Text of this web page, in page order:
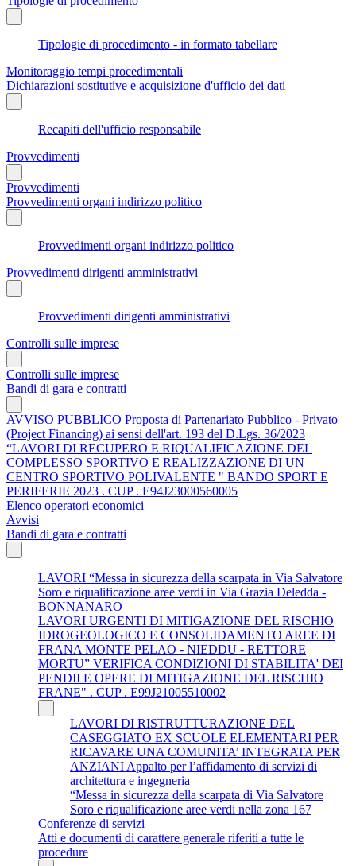
Tipologie di procedimento - in formato tabellare
Monitoraggio tempi procedimentali
Dichiarazioni sostitutive e acquisizione d'ufficio dei dati
Recapiti dell'ufficio responsabile
Provvedimenti
Provvedimenti
Provvedimenti organi indirizzo politico
Provvedimenti organi indirizzo politico
Provvedimenti dirigenti amministrativi
Provvedimenti dirigenti amministrativi
Controlli sulle imprese
Controlli sulle imprese
Bandi di gara e contratti
AVVISO PUBBLICO Proposta di Partenariato Pubblico - Privato
(Project Financing) ai sensi dell'art. 193 del D.Lgs. 36/2023
“LAVORI DI RECUPERO E RIQUALIFICAZIONE DEL
COMPLESSO SPORTIVO E REALIZZAZIONE DI UN
CENTRO SPORTIVO POLIVALENTE " BANDO SPORT E
PERIFERIE 2023 . CUP . E94J23000560005
Elenco operatori economici
Avvisi
Bandi di gara e contratti
LAVORI “Messa in sicurezza della scarpata in Via Salvatore
Soro e riqualificazione aree verdi in Via Grazia Deledda -
BONNANARO
LAVORI URGENTI DI MITIGAZIONE DEL RISCHIO
IDROGEOLOGICO E CONSOLIDAMENTO AREE DI
FRANA MONTE PELAO - NIEDDU - RETTORE
MORTU” VERIFICA CONDIZIONI DI STABILITA' DEI
PENDII E OPERE DI MITIGAZIONE DEL RISCHIO
FRANE" . CUP . E99J21005510002
LAVORI DI RISTRUTTURAZIONE DEL
CASEGGIATO EX SCUOLE ELEMENTARI PER
RICAVARE UNA COMUNITA’ INTEGRATA PER
ANZIANI Appalto per l’affidamento di servizi di
architettura e ingegneria
“Messa in sicurezza della scarpata di Via Salvatore
Soro e riqualificazione aree verdi nella zona 167
Conferenze di servizi
Atti e documenti di carattere generale riferiti a tutte le
procedure